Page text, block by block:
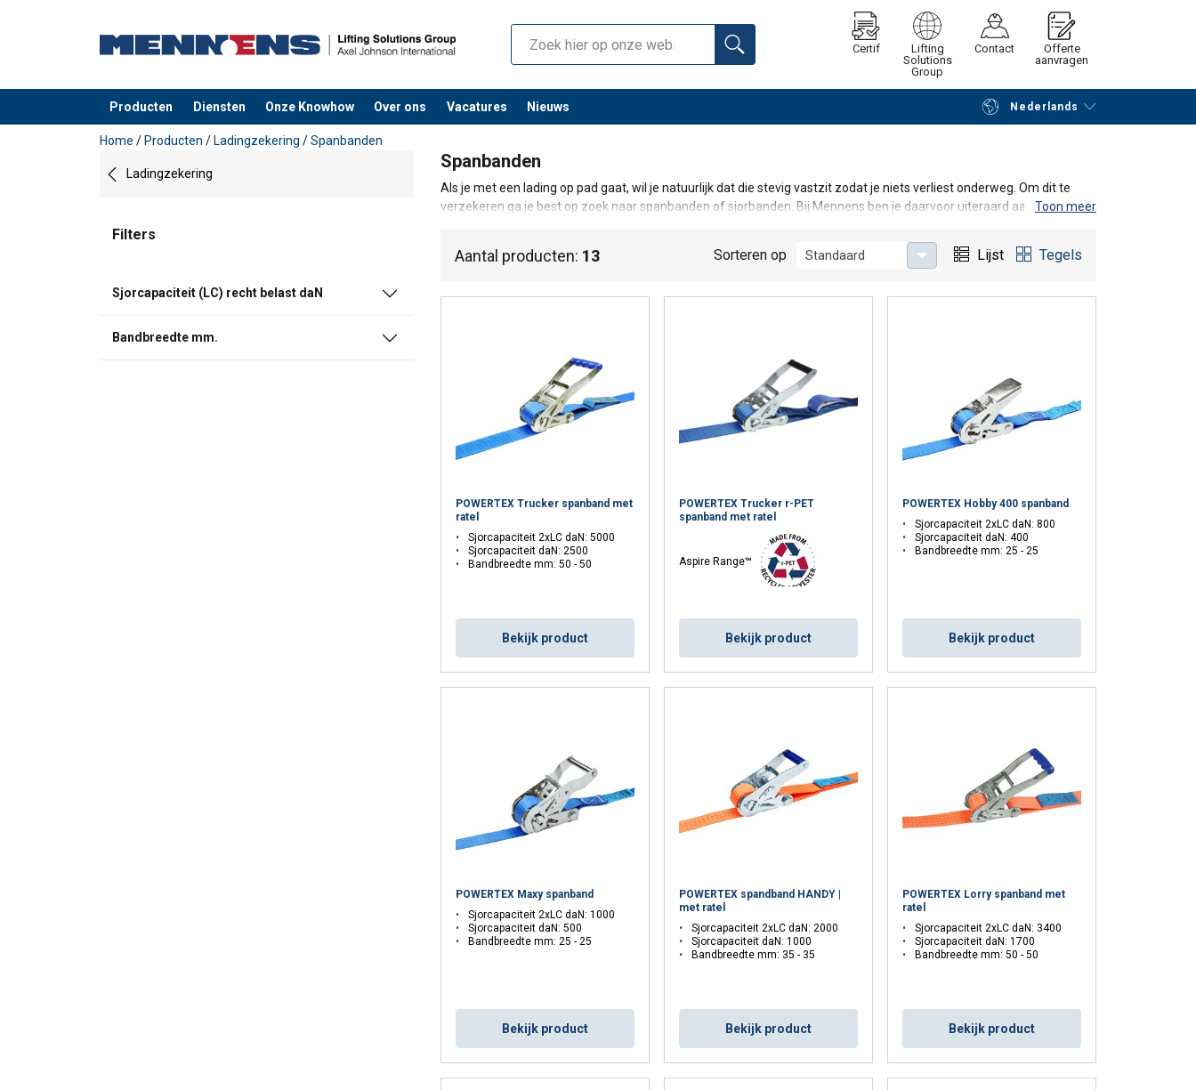
Certif
Lifting
Solutions
Group
Contact
Offerte
aanvragen
Producten Diensten Onze Knowhow Over ons Vacatures Nieuws Nederlands
toegevoegd aan uw offerte Verder winkelen Vraag offerte aan
Home / Producten / Ladingzekering /Spanbanden
Ladingzekering
Filters
Sjorcapaciteit (LC) recht belast daN
Bandbreedte mm.
Spanbanden
Als je met een lading op pad gaat, wil je natuurlijk dat die stevig vastzit zodat je niets verliest onderweg. Om dit te
verzekeren ga je best op zoek naar spanbanden of sjorbanden. Bij Mennens ben je daarvoor uiteraard aan het juiste
hebben zelfs speciaal ontworpen spanbanden voor het transport van auto’s. Zo voorkom je dat je de wielophanging
beschadigt bij het aantrekken. Het juiste sjormateriaal is een absolute noodzaak om je lading veilig te vervoeren en
spankracht (aangeduid als STF of Standard Tension Force) van de spanband. Als de banden niet strak genoeg zijn
namelijk af, aangezien die voortdurend onderhevig is aan allerlei krachten zoals optrekken, remmen, noodstops en
bochten. Neem contact met ons op voor verdere vragen of om vrijblijvend een offerte te ontvangen.
Toon meer
Aantal producten: 13 Sorteren op Standaard Lijst Tegels
POWERTEX Trucker spanband met
ratel
Sjorcapaciteit 2xLC daN: 5000
Sjorcapaciteit daN: 2500
Bandbreedte mm: 50 - 50
Bekijk product
POWERTEX Trucker r-PET
spanband met ratel
Aspire Range™
Bekijk product
POWERTEX Hobby 400 spanband
Sjorcapaciteit 2xLC daN: 800
Sjorcapaciteit daN: 400
Bandbreedte mm: 25 - 25
Bekijk product
POWERTEX Maxy spanband
Sjorcapaciteit 2xLC daN: 1000
Sjorcapaciteit daN: 500
Bandbreedte mm: 25 - 25
Bekijk product
POWERTEX spandband HANDY |
met ratel
Sjorcapaciteit 2xLC daN: 2000
Sjorcapaciteit daN: 1000
Bandbreedte mm: 35 - 35
Bekijk product
POWERTEX Lorry spanband met
ratel
Sjorcapaciteit 2xLC daN: 3400
Sjorcapaciteit daN: 1700
Bandbreedte mm: 50 - 50
Bekijk product